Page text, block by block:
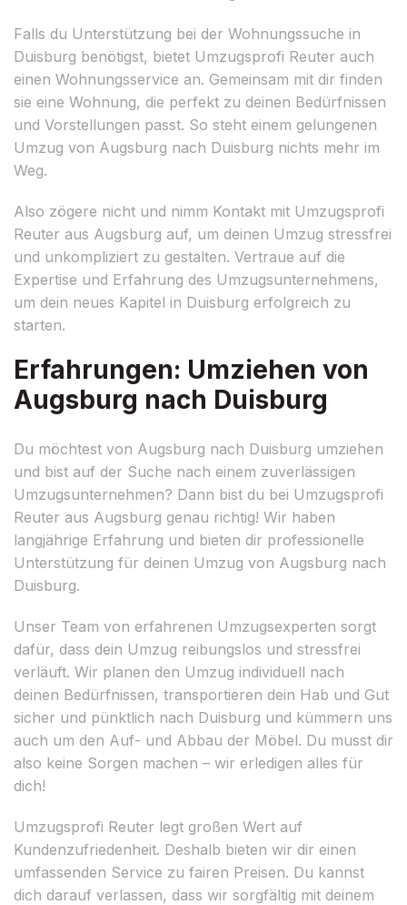
Falls du Unterstützung bei der Wohnungssuche in
Duisburg benötigst, bietet Umzugsprofi Reuter auch
einen Wohnungsservice an. Gemeinsam mit dir finden
sie eine Wohnung, die perfekt zu deinen Bedürfnissen
und Vorstellungen passt. So steht einem gelungenen
Umzug von Augsburg nach Duisburg nichts mehr im
Weg.
Also zögere nicht und nimm Kontakt mit Umzugsprofi
Reuter aus Augsburg auf, um deinen Umzug stressfrei
und unkompliziert zu gestalten. Vertraue auf die
Expertise und Erfahrung des Umzugsunternehmens,
um dein neues Kapitel in Duisburg erfolgreich zu
starten.
Erfahrungen: Umziehen von
Augsburg nach Duisburg
Du möchtest von Augsburg nach Duisburg umziehen
und bist auf der Suche nach einem zuverlässigen
Umzugsunternehmen? Dann bist du bei Umzugsprofi
Reuter aus Augsburg genau richtig! Wir haben
langjährige Erfahrung und bieten dir professionelle
Unterstützung für deinen Umzug von Augsburg nach
Duisburg.
Unser Team von erfahrenen Umzugsexperten sorgt
dafür, dass dein Umzug reibungslos und stressfrei
verläuft. Wir planen den Umzug individuell nach
deinen Bedürfnissen, transportieren dein Hab und Gut
sicher und pünktlich nach Duisburg und kümmern uns
auch um den Auf- und Abbau der Möbel. Du musst dir
also keine Sorgen machen – wir erledigen alles für
dich!
Umzugsprofi Reuter legt großen Wert auf
Kundenzufriedenheit. Deshalb bieten wir dir einen
umfassenden Service zu fairen Preisen. Du kannst
dich darauf verlassen, dass wir sorgfältig mit deinem